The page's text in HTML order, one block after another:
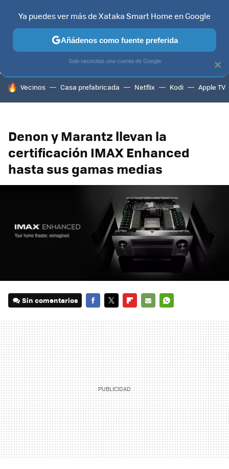
TELEVISORES CONTENIDOS SMART TV SELECCIÓN
HOY SE HABLA DE
Vecinos Casa prefabricada Netflix Kodi Apple TV
Denon y Marantz llevan la
certificación IMAX Enhanced
hasta sus gamas medias
Sin comentarios
MAIL
×
Ya puedes ver más de Xataka Smart Home en Google
Añádenos como fuente preferida
Solo necesitas una cuenta de Google